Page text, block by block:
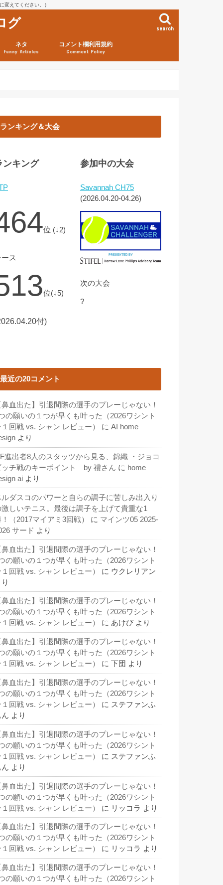
えてください。）
グ search
ネタ
Funny Articles
コメント欄利用規約
Comment Policy
ランキング＆大会
ンキング
位 (↓2)
ース
位(↓5)
付)
参加中の大会
Savannah CH75
(2026.04.20-04.26)
次の大会
?
最近の20コメント
鼻血出た】引退間際の選手のプレーじゃない！
の願いの１つが早くも叶った（2026ワシント
１回戦 vs. シャン レビュー）
に AI home
より
進出者8人のスタッツから見る、錦織 ・ジョコ
ッチ戦のキーポイント by 禮さん に home
ai より
ルダスコのパワーと自らの調子に苦しみ出入り
激しいテニス。最後は調子を上げて貴重な1
！（2017マイアミ3回戦）
に マインツ05 2025-
サード より
鼻血出た】引退間際の選手のプレーじゃない！
の願いの１つが早くも叶った（2026ワシント
１回戦 vs. シャン レビュー）
に ウクレリアン
鼻血出た】引退間際の選手のプレーじゃない！
の願いの１つが早くも叶った（2026ワシント
１回戦 vs. シャン レビュー）
に あけび より
鼻血出た】引退間際の選手のプレーじゃない！
の願いの１つが早くも叶った（2026ワシント
１回戦 vs. シャン レビュー）
に 下団 より
鼻血出た】引退間際の選手のプレーじゃない！
の願いの１つが早くも叶った（2026ワシント
１回戦 vs. シャン レビュー）
に ステファンふ
ん より
鼻血出た】引退間際の選手のプレーじゃない！
の願いの１つが早くも叶った（2026ワシント
１回戦 vs. シャン レビュー）
に ステファンふ
ん より
鼻血出た】引退間際の選手のプレーじゃない！
の願いの１つが早くも叶った（2026ワシント
１回戦 vs. シャン レビュー）
に リッコラ より
鼻血出た】引退間際の選手のプレーじゃない！
の願いの１つが早くも叶った（2026ワシント
１回戦 vs. シャン レビュー）
に リッコラ より
鼻血出た】引退間際の選手のプレーじゃない！
の願いの１つが早くも叶った（2026ワシント